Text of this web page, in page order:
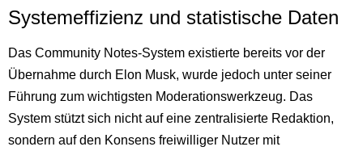
Systemeffizienz und statistische Daten
Das Community Notes-System existierte bereits vor der
Übernahme durch Elon Musk, wurde jedoch unter seiner
Führung zum wichtigsten Moderationswerkzeug. Das
System stützt sich nicht auf eine zentralisierte Redaktion,
sondern auf den Konsens freiwilliger Nutzer mit